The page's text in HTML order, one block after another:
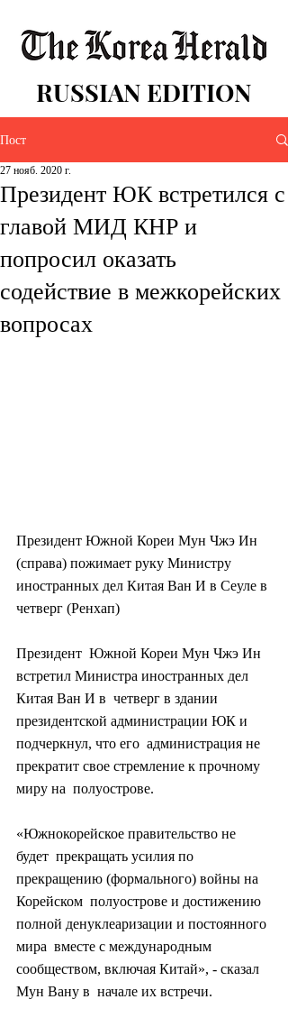
RUSSIAN EDITION
Пост
Президент ЮК встретился с
главой МИД КНР и
попросил оказать
содействие в межкорейских
вопросах
27 нояб. 2020 г.
Президент Южной Кореи Мун Чжэ Ин
(справа) пожимает руку Министру
иностранных дел Китая Ван И в Сеуле в
четверг (Ренхап)
Президент  Южной Кореи Мун Чжэ Ин
встретил Министра иностранных дел
Китая Ван И в  четверг в здании
президентской администрации ЮК и
подчеркнул, что его  администрация не
прекратит свое стремление к прочному
миру на  полуострове.
«Южнокорейское правительство не
будет  прекращать усилия по
прекращению (формального) войны на
Корейском  полуострове и достижению
полной денуклеаризации и постоянного
мира  вместе с международным
сообществом, включая Китай», - сказал
Мун Вану в  начале их встречи.